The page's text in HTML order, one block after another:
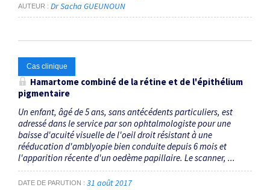
AUTEUR Dr Sacha GUEUNOUN
Cas clinique
Hamartome combiné de la rétine et de l'épithélium
pigmentaire
Un enfant, âgé de 5 ans, sans antécédents particuliers, est
adressé dans le service par son ophtalmologiste pour une
baisse d'acuité visuelle de l'oeil droit résistant à une
rééducation d'amblyopie bien conduite depuis 6 mois et
l'apparition récente d'un oedème papillaire. Le scanner, ...
DATE DE PARUTION 31 août 2017